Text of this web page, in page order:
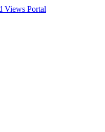
Views Portal